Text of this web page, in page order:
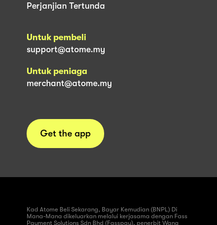
Perjanjian Tertunda
Untuk pembeli
support@atome.my
Untuk peniaga
merchant@atome.my
Get the app
Kad Atome Beli Sekarang, Bayar Kemudian (BNPL) Di
Mana-Mana dikeluarkan melalui kerjasama dengan Fass
Payment Solutions Sdn Bhd (Fasspay), penerbit Wang